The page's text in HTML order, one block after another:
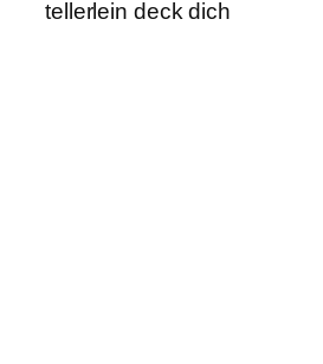
tellerlein deck dich